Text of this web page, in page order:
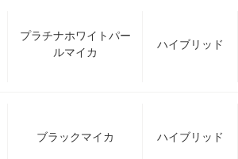
プラチナホワイトパー
ルマイカ
ハイブリッド
ブラックマイカ ハイブリッド